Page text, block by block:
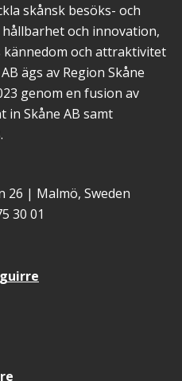
skånsk besöks- och
och innovation,
och attraktivitet
ägs av Region Skåne
genom en fusion av
in Skåne AB samt
26 | Malmö, Sweden
30 01